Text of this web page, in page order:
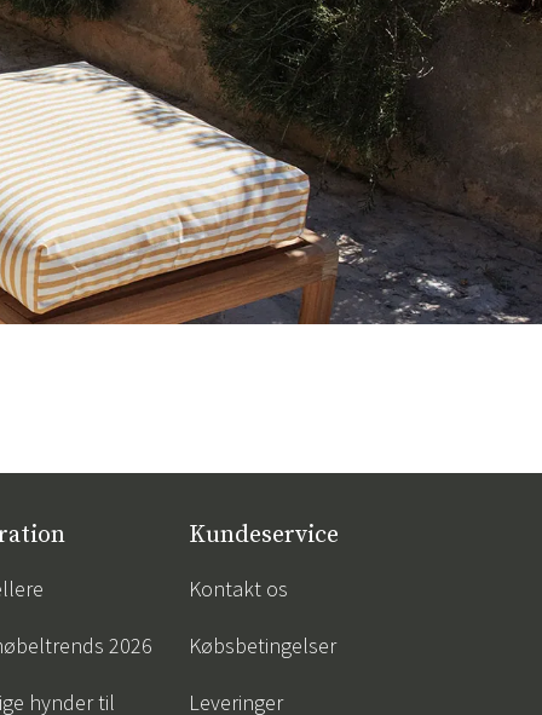
2026
hynder til
Kundeservice
Kontakt os
Købsbetingelser
Leveringer